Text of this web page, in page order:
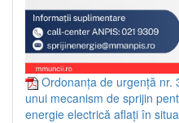
Ordonanța de urgență nr.
unui mecanism de sprijin
energie electrică aflați în